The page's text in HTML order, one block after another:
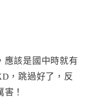
應該是國中時就有
，跳過好了，反
！